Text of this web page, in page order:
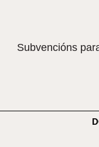
Subvencións